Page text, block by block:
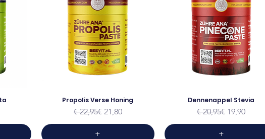
prijs
Propolis Verse Honing
Normale prijs
€ 22,95Verkoopprijs
€ 21,80
+
Dennenappel Stevia
Normale prijs
€ 20,95Verkoopprijs
€ 19,90
+